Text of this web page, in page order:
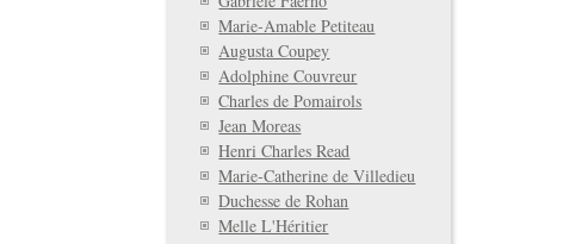
Marie-Amable Petiteau
Augusta Coupey
Adolphine Couvreur
Charles de Pomairols
Jean Moreas
Henri Charles Read
Marie-Catherine de Villedieu
Duchesse de Rohan
Melle L'Héritier